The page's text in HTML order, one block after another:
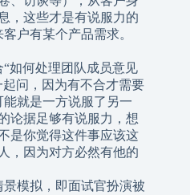
，这些才是有说服力的
户有某个产品需求。
“如何处理团队成员意见
问，因为有不合才需要
就是一方说服了另一
论据足够有说服力，想
是你觉得这件事应该这
，因为对方必然有他的
景模拟，即面试官扮演被